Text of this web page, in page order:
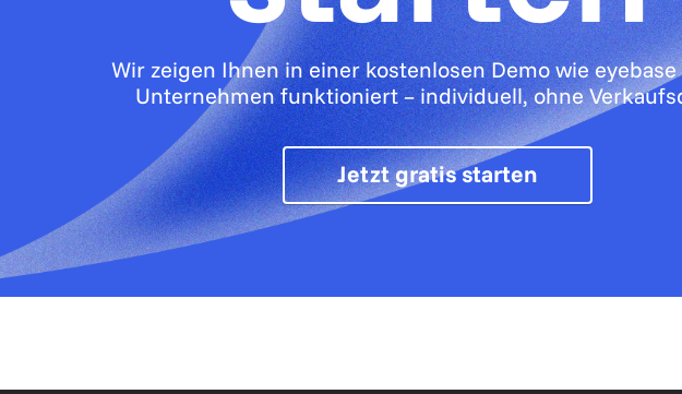
Wir zeigen Ihnen in einer kostenlosen Demo wie
Unternehmen funktioniert – individuell, ohne
Jetzt gratis starten